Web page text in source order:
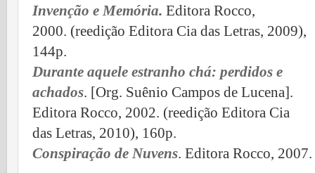
Invenção e Memória. Editora Rocco,
2000. (reedição Editora Cia das Letras, 2009),
144p.
Durante aquele estranho chá: perdidos e
achados. [Org. Suênio Campos de Lucena].
Editora Rocco, 2002. (reedição Editora Cia
das Letras, 2010), 160p.
Conspiração de Nuvens. Editora Rocco, 2007.